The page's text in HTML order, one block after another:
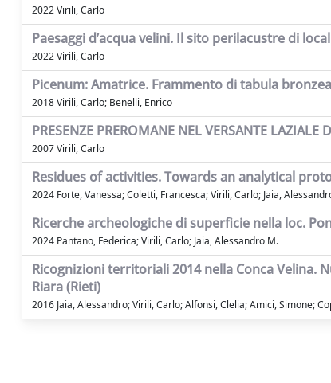
2022 Virili, Carlo
Paesaggi d’acqua velini. Il sito perilacustre di
2022 Virili, Carlo
Picenum: Amatrice. Frammento di tabula
2018 Virili, Carlo; Benelli, Enrico
PRESENZE PREROMANE NEL VERSANTE LAZIALE
2007 Virili, Carlo
Residues of activities. Towards an analytical
2024 Forte, Vanessa; Coletti, Francesca; Virili, Carlo; Jaia,
Ricerche archeologiche di superficie nella loc.
2024 Pantano, Federica; Virili, Carlo; Jaia, Alessandro M.
Ricognizioni territoriali 2014 nella Conca Velina.
Riara (Rieti)
2016 Jaia, Alessandro; Virili, Carlo; Alfonsi, Clelia; Amici, Simone;